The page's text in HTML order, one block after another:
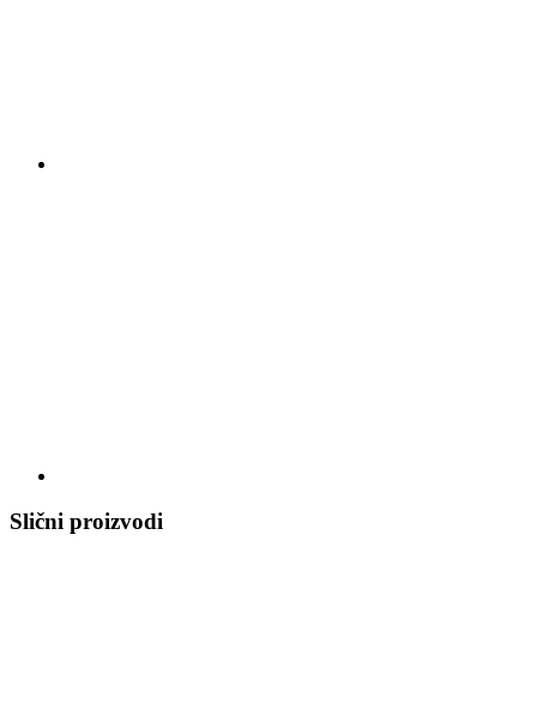
Slični proizvodi